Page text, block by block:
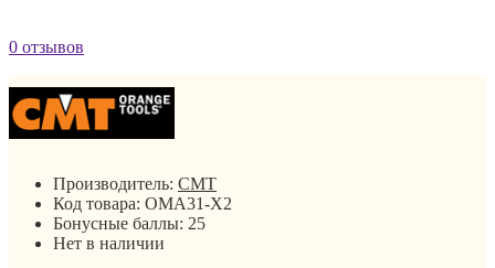
0 отзывов
Производитель: CMT
Код товара: OMA31-X2
Бонусные баллы: 25
Нет в наличии